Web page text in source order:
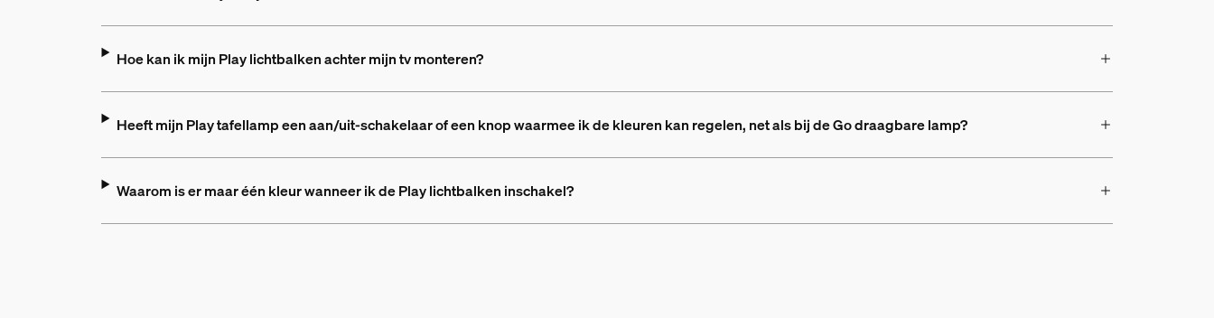
Hoe kan ik mijn Play lichtbalken achter mijn tv monteren?
Heeft mijn Play tafellamp een aan/uit-schakelaar of een knop waarmee ik de kleuren kan regelen, net als bij de Go draagbare lamp?
Waarom is er maar één kleur wanneer ik de Play lichtbalken inschakel?